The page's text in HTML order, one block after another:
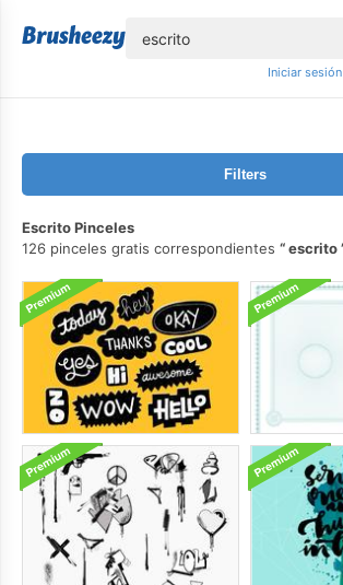
Iniciar sesión
Filters
Escrito Pinceles
126 pinceles gratis correspondientes
escrito